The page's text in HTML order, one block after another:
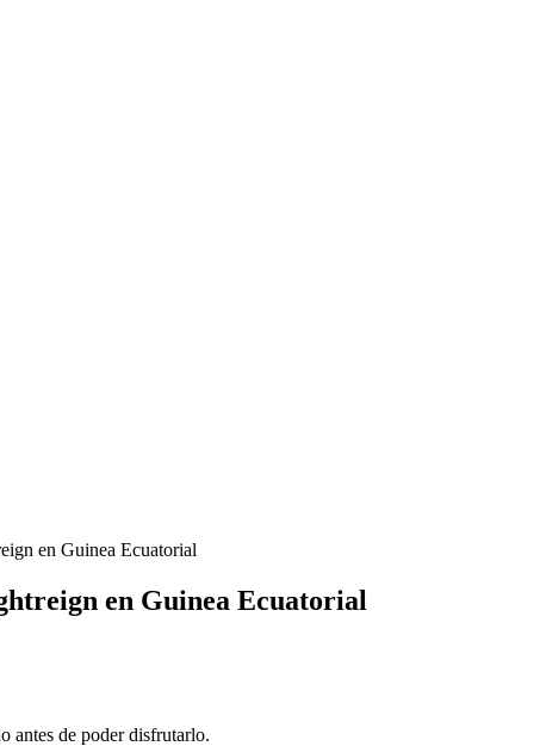
en Guinea Ecuatorial
en Guinea Ecuatorial
antes de poder disfrutarlo.